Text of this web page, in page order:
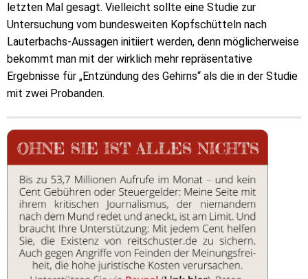
letzten Mal gesagt. Vielleicht sollte eine Studie zur
Untersuchung vom bundesweiten Kopfschütteln nach
Lauterbachs-Aussagen initiiert werden, denn möglicherweise
bekommt man mit der wirklich mehr repräsentative
Ergebnisse für „Entzündung des Gehirns“ als die in der Studie
mit zwei Probanden.